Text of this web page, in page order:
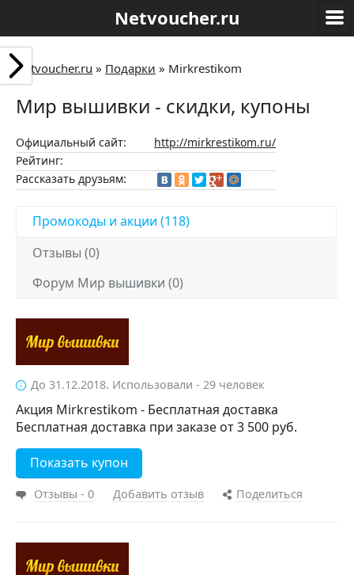
Netvoucher.ru
Netvoucher.ru » Подарки » Mirkrestikom
Мир вышивки - скидки, купоны
Официальный сайт:
http://mirkrestikom.ru/
Рейтинг:
Рассказать друзьям:
Промокоды и акции (118)
Отзывы (0)
Форум Мир вышивки (0)
До 31.12.2018. Использовали - 29 человек
Акция Mirkrestikom - Бесплатная доставка
Бесплатная доставка при заказе от 3 500 руб.
Показать купон
Отзывы - 0 Добавить отзыв Поделиться